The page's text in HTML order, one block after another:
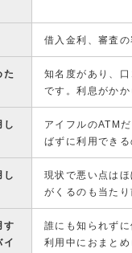
借入金利、審査
た
知名度があり、
です。利息がか
し
アイフルのATM
ばずに利用できる
し
現状で悪い点は
がくるのも当た
す
イ
誰にも知られず
利用中におまと